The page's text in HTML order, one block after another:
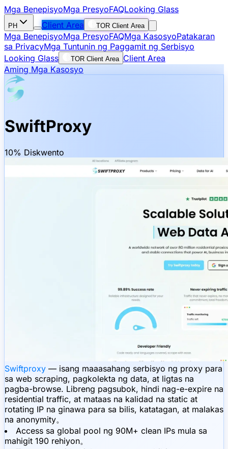
Mga BenepisyoMga PresyoFAQLooking Glass
PH Client Area TOR Client Area
Mga BenepisyoMga PresyoFAQMga KasosyoPatakaran
sa PrivacyMga Tuntunin ng Paggamit ng Serbisyo
Looking Glass
TOR Client Area Client Area
Aming Mga Kasosyo
SwiftProxy
10% Diskwento
Swiftproxy — isang maaasahang serbisyo ng proxy para
sa web scraping, pagkolekta ng data, at ligtas na
pagba-browse. Libreng pagsubok, hindi nag-e-expire na
residential traffic, at mataas na kalidad na static at
rotating IP na ginawa para sa bilis, katatagan, at malakas
na anonymity。
Access sa global pool ng 90M+ clean IPs mula sa
mahigit 190 rehiyon。